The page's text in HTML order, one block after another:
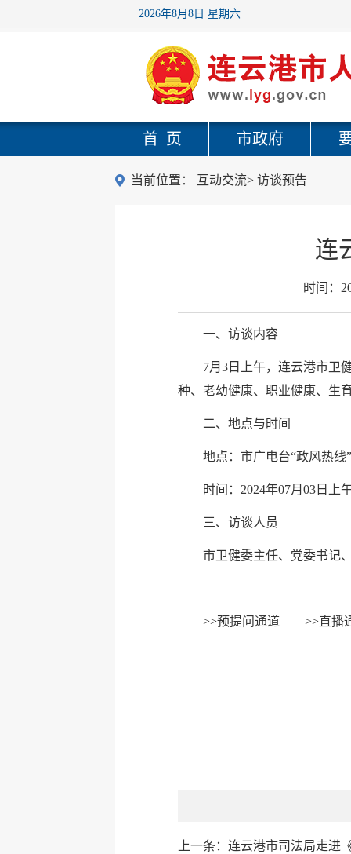
2026年8月8日 星期六
首 页 市政府
当前位置： 互动交流> 访谈预告
连
时间：
一、访谈内容
7月3日上午，连云港市卫
种、老幼健康、职业健康、生
二、地点与时间
地点：市广电台“政风热线
时间：2024年07月03日上
三、访谈人员
市卫健委主任、党委书记
>>预提问通道>>直播
上一条： 连云港市司法局走进